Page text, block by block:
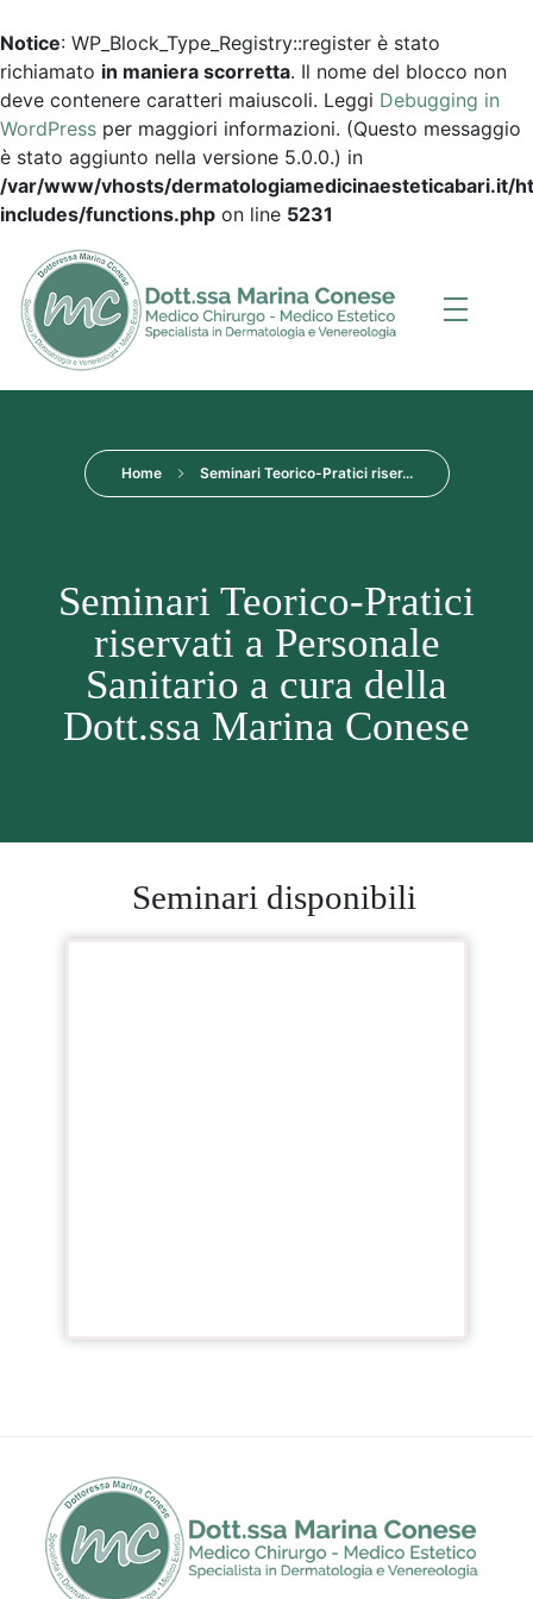
Notice: WP_Block_Type_Registry::register è stato
richiamato in maniera scorretta. Il nome del blocco non
deve contenere caratteri maiuscoli. Leggi Debugging in
WordPress per maggiori informazioni. (Questo messaggio
è stato aggiunto nella versione 5.0.0.) in
/var/www/vhosts/dermatologiamedicinaesteticabari.it/
includes/functions.php on line 5231
Dott.ssa Marina Conese
Home Seminari Teorico-Pratici riser...
Seminari Teorico-Pratici
riservati a Personale
Sanitario a cura della
Dott.ssa Marina Conese
Seminari disponibili